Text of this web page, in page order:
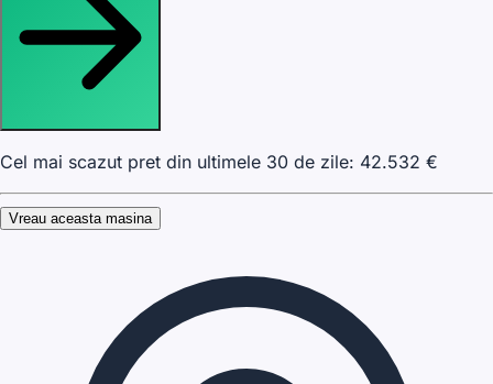
Cel mai scazut pret din ultimele 30 de zile: 42.532 €
Vreau aceasta masina